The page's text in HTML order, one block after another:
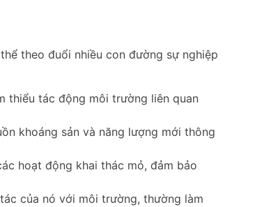
theo đuổi nhiều con đường sự nghiệp
thiểu tác động môi trường liên quan
khoáng sản và năng lượng mới thông
hoạt động khai thác mỏ, đảm bảo
của nó với môi trường, thường làm